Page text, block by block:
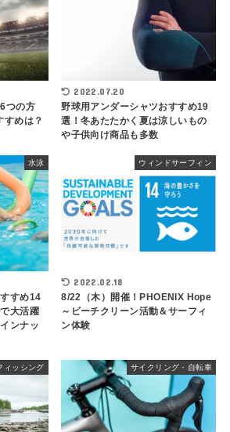
つの方
すめは？
2022.07.20
野球用アンダーシャツおすすめ19
選！冬あたたかく夏は涼しいもの
や子供向け商品も多数
水泳
すめ14
大活躍
ンナッ
ウィンドサーフィン
2022.02.18
8/22（木）開催！PHOENIX Hope
～ビーチクリーン活動＆サーフィ
ン体験
ィッシング サイクリング・自転車